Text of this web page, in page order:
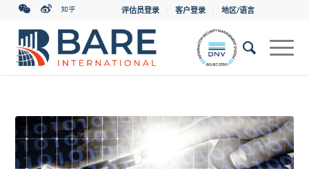
评估员登录 客户登录 地区/语言